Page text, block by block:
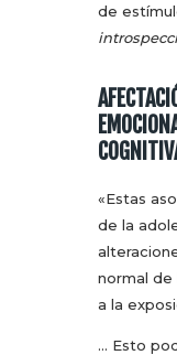
de
«Estas
de la
normal de
a la
… Esto